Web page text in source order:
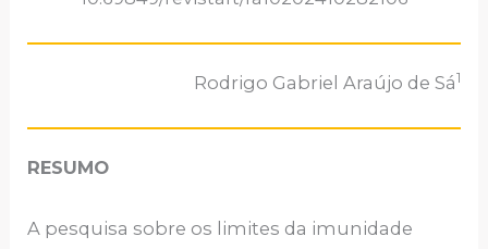
Rodrigo Gabriel Araújo de Sá1
RESUMO
A pesquisa sobre os limites da imunidade